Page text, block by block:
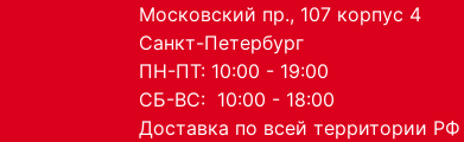
Московский пр., 107 корпус 4
Санкт-Петербург
ПН-ПТ: 10:00 - 19:00
СБ-ВС: 10:00 - 18:00
Доставка по всей территории РФ